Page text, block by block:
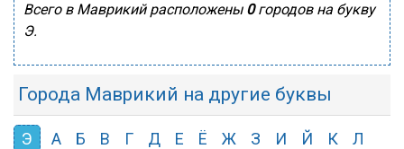
Всего в Маврикий расположены 0городов на букву
Э.
Города Маврикий на другие буквы
Э А Б В Г Д Е Ё Ж З И Й К
Л